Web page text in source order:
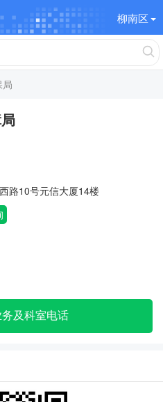
柳南区
路10号元信大厦14楼
及科室电话